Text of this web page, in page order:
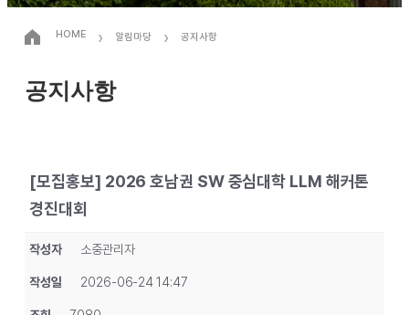
HOME › 알림마당 › 공지사항
공지사항
[모집홍보] 2026 호남권 SW 중심대학 LLM 해커톤
경진대회
작성자 소중관리자
작성일 2026-06-24 14:47